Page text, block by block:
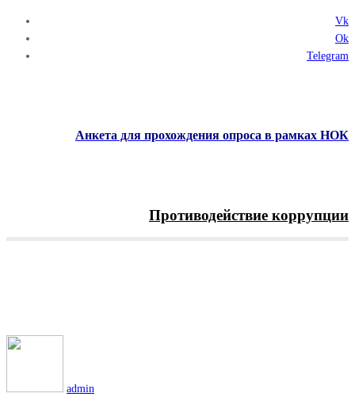
Vk
Ok
Telegram
Анкета для прохождения опроса в рамках НОК
Противодействие коррупции
admin